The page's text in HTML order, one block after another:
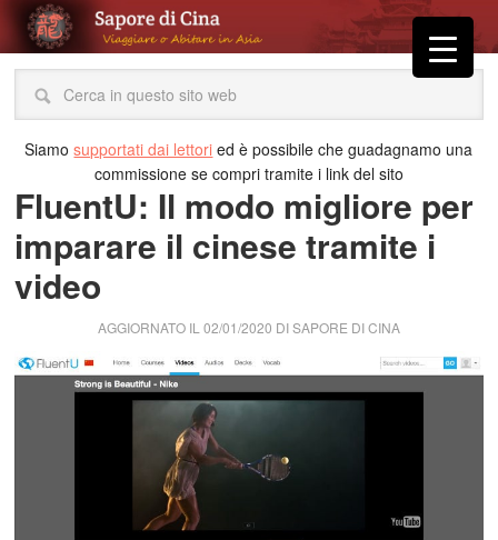
Siamosupportati dai lettori ed è possibile che guadagnamo una
commissione se compri tramite i link del sito
FluentU: Il modo migliore per
imparare il cinese tramite i
video
AGGIORNATO IL 02/01/2020 DISAPORE DI CINA